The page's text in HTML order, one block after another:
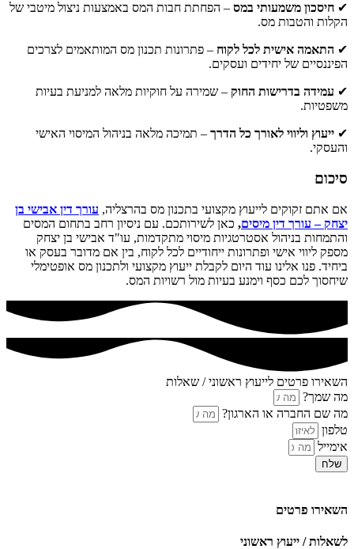
✔ חיסכון משמעותי במס – הפחתת חבות המס באמצעות ניצול מיטבי של
הקלות והטבות מס.
✔ התאמה אישית לכל לקוח – פתרונות תכנון מס המותאמים לצרכים
הפיננסיים של יחידים ועסקים.
✔ עמידה בדרישות החוק – שמירה על חוקיות מלאה למניעת בעיות
משפטיות.
✔ ייעוץ וליווי לאורך כל הדרך – תמיכה מלאה בניהול המיסוי האישי
והעסקי.
סיכום
אם אתם זקוקים לייעוץ מקצועי בתכנון מס בהרצליה, עורך דין אבישי בן
יצחק – עורך דין מיסים, כאן לשירותכם. עם ניסיון רחב בתחום המסים
והתמחות בניהול אסטרטגיות מיסוי מתקדמות, עו"ד אבישי בן יצחק
מספק ליווי אישי ופתרונות ייחודיים לכל לקוח, בין אם מדובר בעסק או
ביחיד. פנו אלינו עוד היום לקבלת ייעוץ מקצועי ולתכנון מס אופטימלי
שיחסוך לכם כסף וימנע בעיות מול רשויות המס.
השאירו פרטים לייעוץ ראשוני / שאלות
מה שמך?
מה שם החברה או הארגון?
טלפון
אימייל
שלח
השאירו פרטים
לשאלות / ייעוץ ראשוני